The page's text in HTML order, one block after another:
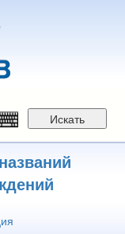
Искать